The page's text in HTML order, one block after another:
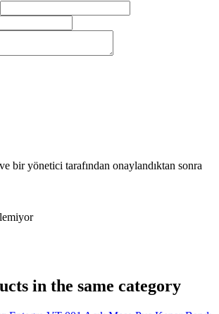
bir yönetici tarafından onaylandıktan sonra
in the same category